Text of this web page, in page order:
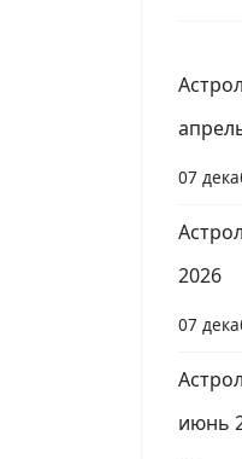
07
2026
07
июнь